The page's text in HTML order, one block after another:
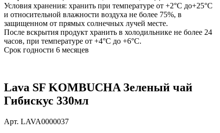
Условия хранения: хранить при температуре от +2°С до+25°С
и относительной влажности воздуха не более 75%, в
защищенном от прямых солнечных лучей месте.
После вскрытия продукт хранить в холодильнике не более 24
часов, при температуре от +4°С до +6°С.
Срок годности 6 месяцев
Lava SF KOMBUCHA Зеленый чай
Гибискус 330мл
Арт. LAVA0000037